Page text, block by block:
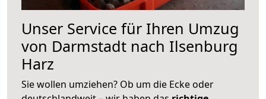
Unser Service für Ihren Umzug
von Darmstadt nach Ilsenburg
Harz
Sie wollen umziehen? Ob um die Ecke oder